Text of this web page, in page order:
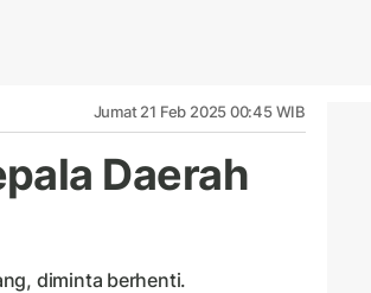
Jumat 21 Feb 2025 00:45 WIB
Daerah
diminta berhenti.